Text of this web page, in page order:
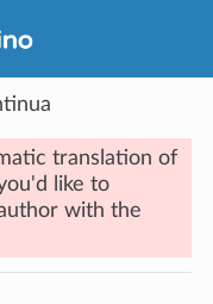
translation of
like to
with the